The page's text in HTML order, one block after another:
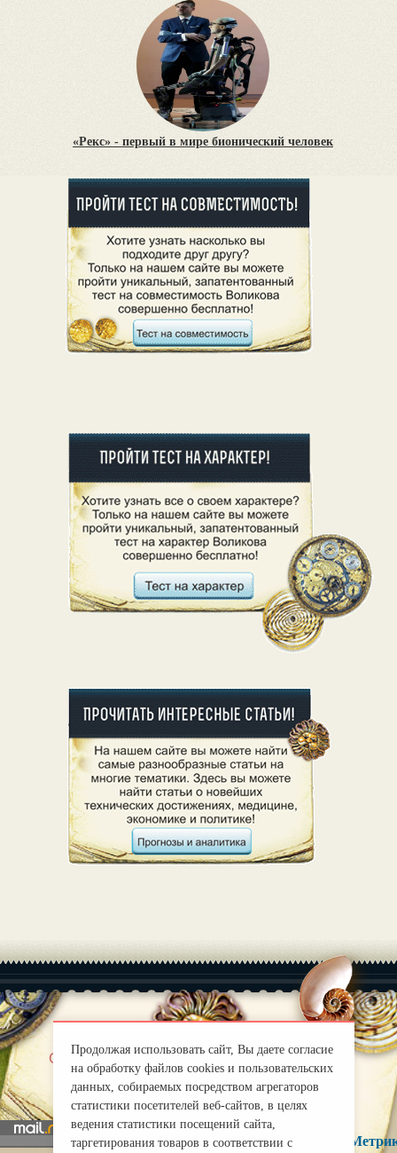
«Рекс» - первый в мире бионический человек
О нас |
Правила
mirprognoz@mail.ru
Продолжая использовать сайт, Вы даете согласие
на обработку файлов cookies и пользовательских
данных, собираемых посредством агрегаторов
статистики посетителей веб-сайтов, в целях
ведения статистики посещений сайта,
таргетирования товаров в соответствии с